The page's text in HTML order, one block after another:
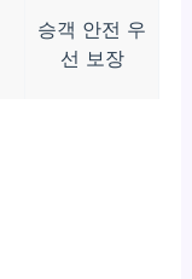
승객 안전 우
선 보장